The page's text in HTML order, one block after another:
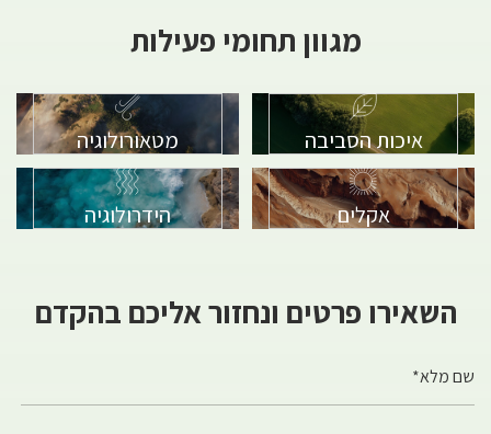
מגוון תחומי פעילות
איכות הסביבה מטאורולוגיה
אקלים הידרולוגיה
השאירו פרטים ונחזור אליכם בהקדם
שם מלא*